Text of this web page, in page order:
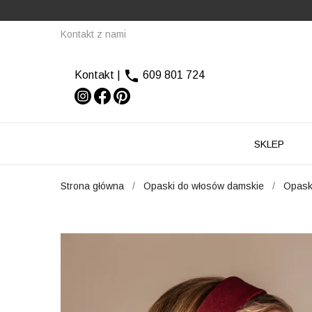
Kontakt z nami
Kontakt  609 801 724
SKLEP
Strona główna Opaski do włosów damskie